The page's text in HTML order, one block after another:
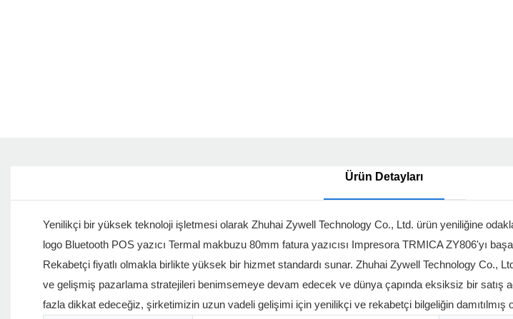
Ürün Detayları
Yenilikçi bir yüksek teknoloji işletmesi olarak Zhuhai Zywell Technology Co., Ltd. ürün yeniliğine
logo Bluetooth POS yazıcı Termal makbuzu 80mm fatura yazıcısı Impresora TRMICA ZY806'yı
Rekabetçi fiyatlı olmakla birlikte yüksek bir hizmet standardı sunar. Zhuhai Zywell Technology Co.,
ve gelişmiş pazarlama stratejileri benimsemeye devam edecek ve dünya çapında eksiksiz bir satış
fazla dikkat edeceğiz, şirketimizin uzun vadeli gelişimi için yenilikçi ve rekabetçi bilgeliğin damıtılmış